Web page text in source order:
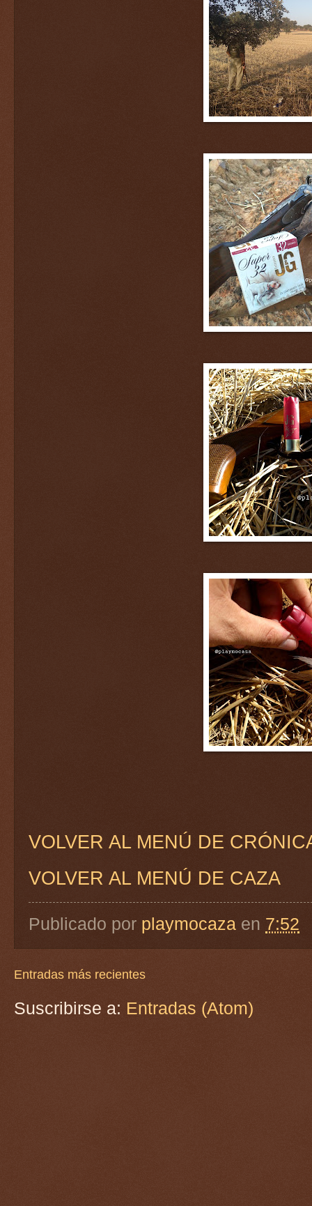
VOLVER AL MENÚ DE
VOLVER AL MENÚ DE CAZA
Publicado por playmocaza en 7:52
Entradas más recientes
Suscribirse a: Entradas (Atom)